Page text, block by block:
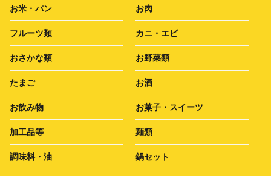
お米・パン お肉
フルーツ類 カニ・エビ
おさかな類 お野菜類
たまご お酒
お飲み物 お菓子・スイーツ
加工品等 麺類
調味料・油 鍋セット